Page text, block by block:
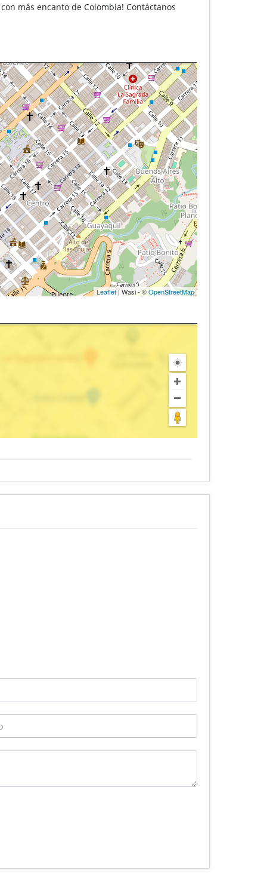
más encanto de Colombia! Contáctanos
Leaflet| Wasi - ©OpenStreetMap